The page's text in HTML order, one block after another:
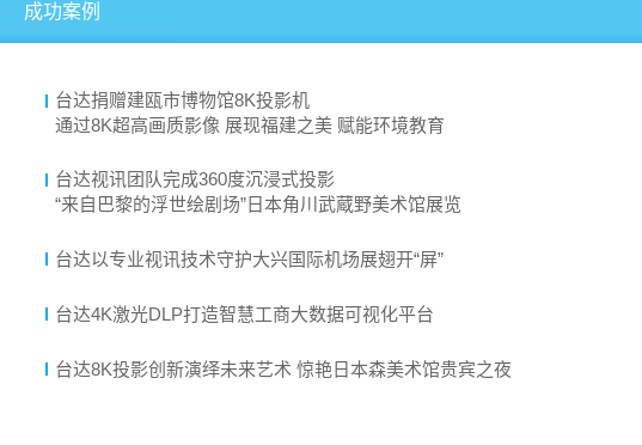
成功案例
台达捐赠建瓯市博物馆8K投影机
通过8K超高画质影像 展现福建之美 赋能环境教育
台达视讯团队完成360度沉浸式投影
“来自巴黎的浮世绘剧场”日本角川武蔵野美术馆展览
台达以专业视讯技术守护大兴国际机场展翅开“屏”
台达4K激光DLP打造智慧工商大数据可视化平台
台达8K投影创新演绎未来艺术 惊艳日本森美术馆贵宾之夜